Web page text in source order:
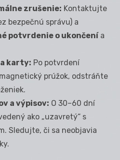
zrušenie: Kontaktujte
bezpečnú správu) a
potvrdenie o ukončenía
karty: Po potvrdení
prúžok, odstráňte
a výpisov: O 30–60 dní
ako „uzavretý“ s
Sledujte, či sa neobjavia